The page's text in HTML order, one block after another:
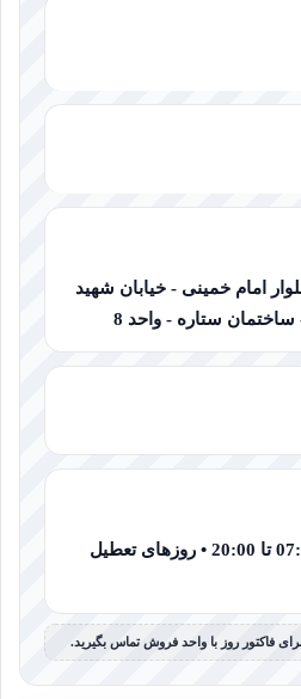
امام خمینی - خیابان شهید
ستاره - واحد 8
شنبه تا پنجشنبه بین 07:00 تا 20:00 • روزهای تعطیل
فاکتور روز با واحد فروش تماس بگیرید.